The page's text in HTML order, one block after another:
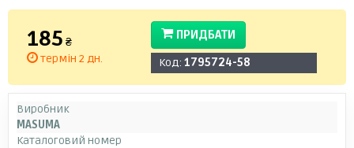
185 ₴
термін 2 дн.
ПРИДБАТИ
Код: 1795724-58
Виробник
MASUMA
Каталоговий номер